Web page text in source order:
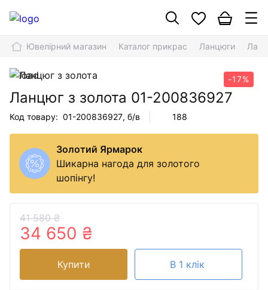
Ювелірний магазин Каталог прикрас Ланцюги
-17%
Ланцюг з золота 01-200836927
Код товару: 01-200836927, б/в 188
Золотий Ярмарок
Шикарна нагода для золотого
шопінгу!
41 580 ₴
34 650 ₴
Купити В 1 клік